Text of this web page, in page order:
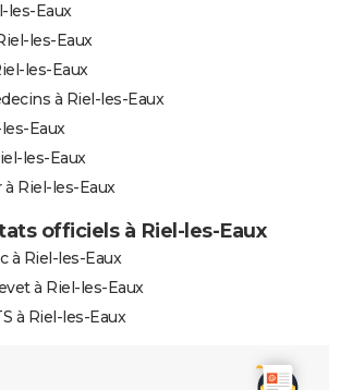
les-Eaux
les-Eaux
les-Eaux
à Riel-les-Eaux
Eaux
les-Eaux
Riel-les-Eaux
officiels à Riel-les-Eaux
à Riel-les-Eaux
à Riel-les-Eaux
à Riel-les-Eaux